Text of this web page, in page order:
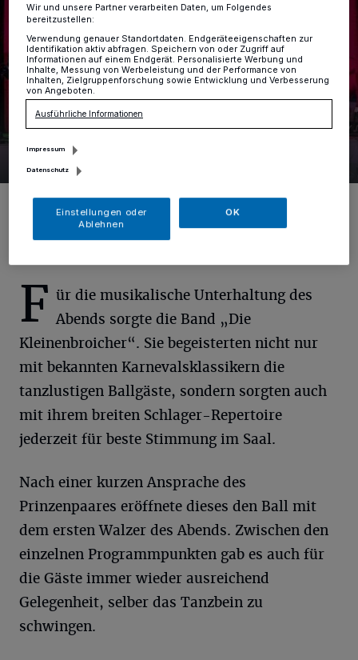
Prinzenball des KA Unterbach
F ür die musikalische Unterhaltung des
Abends sorgte die Band „Die
Kleinenbroicher“. Sie begeisterten nicht nur
mit bekannten Karnevalsklassikern die
tanzlustigen Ballgäste, sondern sorgten auch
mit ihrem breiten Schlager-Repertoire
jederzeit für beste Stimmung im Saal.
Nach einer kurzen Ansprache des
Prinzenpaares eröffnete dieses den Ball mit
dem ersten Walzer des Abends. Zwischen den
einzelnen Programmpunkten gab es auch für
die Gäste immer wieder ausreichend
Gelegenheit, selber das Tanzbein zu
schwingen.
Wir und unsere Partner verarbeiten Daten, um Folgendes
bereitzustellen:
Verwendung genauer Standortdaten. Endgeräteeigenschaften zur
Identifikation aktiv abfragen. Speichern von oder Zugriff auf
Informationen auf einem Endgerät. Personalisierte Werbung und
Inhalte, Messung von Werbeleistung und der Performance von
Inhalten, Zielgruppenforschung sowie Entwicklung und Verbesserung
von Angeboten.
Ausführliche Informationen
Impressum
Datenschutz
Einstellungen oder
Ablehnen
OK